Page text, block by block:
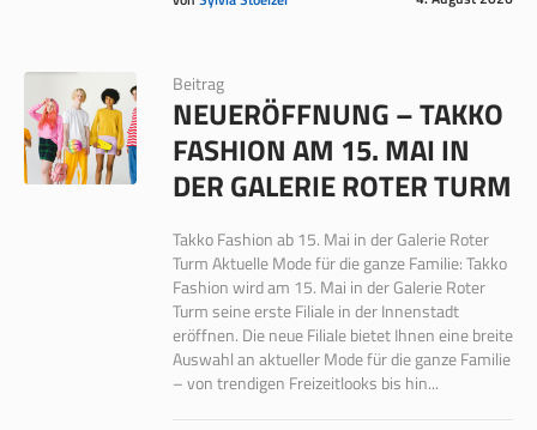
Beitrag
NEUERÖFFNUNG – TAKKO
FASHION AM 15. MAI IN
DER GALERIE ROTER TURM
Takko Fashion ab 15. Mai in der Galerie Roter
Turm Aktuelle Mode für die ganze Familie: Takko
Fashion wird am 15. Mai in der Galerie Roter
Turm seine erste Filiale in der Innenstadt
eröffnen. Die neue Filiale bietet Ihnen eine breite
Auswahl an aktueller Mode für die ganze Familie
– von trendigen Freizeitlooks bis hin...